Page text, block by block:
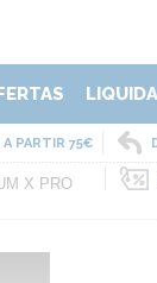
PARTIR 75€
X PRO